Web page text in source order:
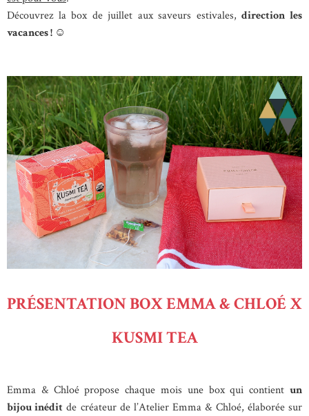
Découvrezla box de juillet aux saveurs estivales,direction les
vacances ! ☺
PRÉSENTATION BOX EMMA & CHLOÉ X
KUSMI TEA
Emma & Chloé propose chaque mois une box qui contient un
bijou inédit de créateur de l’Atelier Emma & Chloé, élaborée sur